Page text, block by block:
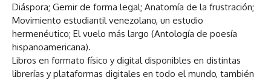
Diáspora; Gemir de forma legal; Anatomía de la frustración;
Movimiento estudiantil venezolano, un estudio
hermenéutico; El vuelo más largo (Antología de poesía
hispanoamericana).
Libros en formato físico y digital disponibles en distintas
librerías y plataformas digitales en todo el mundo, también